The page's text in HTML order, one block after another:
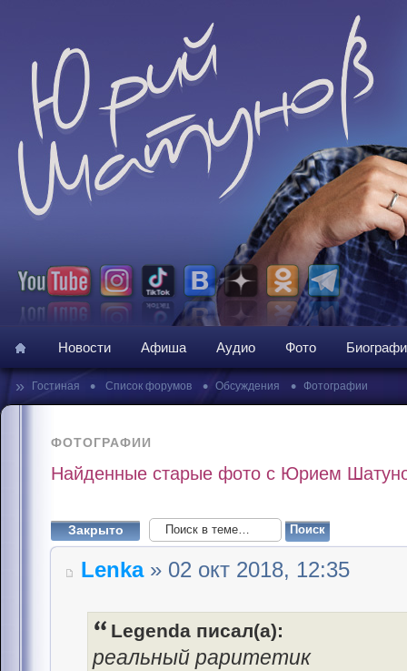
Новости Афиша Аудио Фото
» Гостиная • Список форумов • Обсуждения • Фотографии
ФОТОГРАФИИ
Найденные старые фото с Юрием
Закрыто
Lenka» 02 окт 2018, 12:35
Legenda писал(а):
реальный раритетик